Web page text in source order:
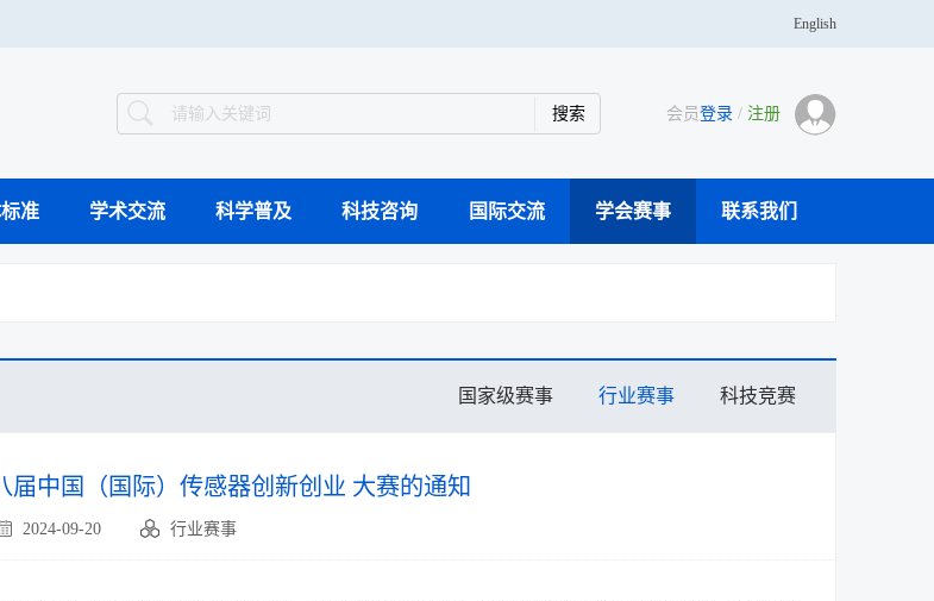
English
会员登录 / 注册
准 学术交流 科学普及 科技咨询 国际交流 学会赛事 联系我们
国家级赛事 行业赛事 科技竞赛
届中国（国际）传感器创新创业 大赛的通知
2024-09-20 行业赛事